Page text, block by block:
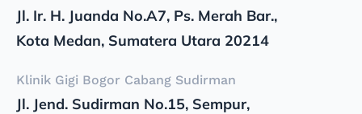
Jl. Ir. H. Juanda No.A7, Ps. Merah Bar.,
Kota Medan, Sumatera Utara 20214
Klinik Gigi Bogor Cabang Sudirman
Jl. Jend. Sudirman No.15, Sempur,